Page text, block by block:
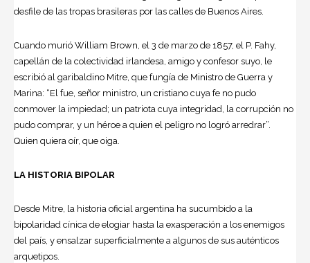
desfile de las tropas brasileras por las calles de Buenos Aires.
Cuando murió William Brown, el 3 de marzo de 1857, el P. Fahy,
capellán de la colectividad irlandesa, amigo y confesor suyo, le
escribió al garibaldino Mitre, que fungía de Ministro de Guerra y
Marina: “El fue, señor ministro, un cristiano cuya fe no pudo
conmover la impiedad; un patriota cuya integridad, la corrupción no
pudo comprar, y un héroe a quien el peligro no logró arredrar”.
Quien quiera oír, que oiga.
LA HISTORIA BIPOLAR
Desde Mitre, la historia oficial argentina ha sucumbido a la
bipolaridad cínica de elogiar hasta la exasperación a los enemigos
del país, y ensalzar superficialmente a algunos de sus auténticos
arquetipos.